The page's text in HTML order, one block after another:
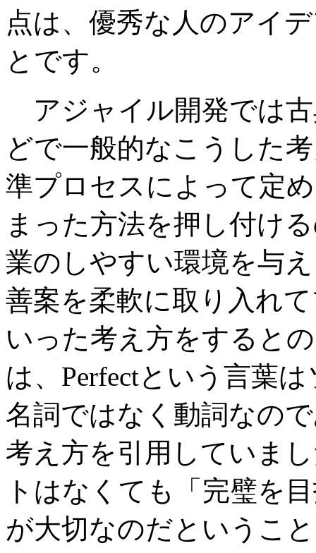
点は、優秀な人のアイ
とです。
アジャイル開発では
どで一般的なこうした
準プロセスによって定
まった方法を押し付け
業のしやすい環境を与
善案を柔軟に取り入れ
いった考え方をすると
は、Perfectという言葉
名詞ではなく動詞なの
考え方を引用していま
トはなくても「完璧を
が大切なのだというこ